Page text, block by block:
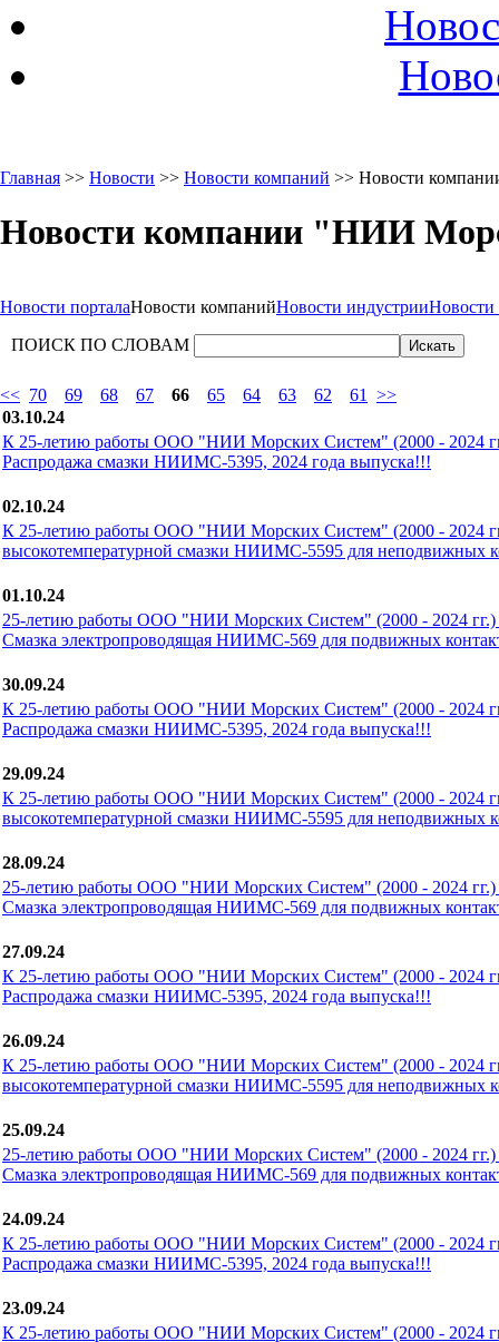
Главная >> Новости >> Новости компаний >> Новости
Новости компании "НИИ
Новости порталаНовости компанийНовости индустрииНовости
ПОИСК ПО СЛОВАМ
<< 70 69 68 67 66 65 64 63 62 61
>>
03.10.24
К 25-летию работы ООО "НИИ Морских Систем" (2000 - 2024
Распродажа смазки НИИМС-5395, 2024 года выпуска!!!
02.10.24
К 25-летию работы ООО "НИИ Морских Систем" (2000 - 2024
высокотемпературной смазки НИИМС-5595 для неподвижных
01.10.24
25-летию работы ООО "НИИ Морских Систем" (2000 - 2024 гг.)
Смазка электропроводящая НИИМС-569 для подвижных
30.09.24
К 25-летию работы ООО "НИИ Морских Систем" (2000 - 2024
Распродажа смазки НИИМС-5395, 2024 года выпуска!!!
29.09.24
К 25-летию работы ООО "НИИ Морских Систем" (2000 - 2024
высокотемпературной смазки НИИМС-5595 для неподвижных
28.09.24
25-летию работы ООО "НИИ Морских Систем" (2000 - 2024 гг.)
Смазка электропроводящая НИИМС-569 для подвижных
27.09.24
К 25-летию работы ООО "НИИ Морских Систем" (2000 - 2024
Распродажа смазки НИИМС-5395, 2024 года выпуска!!!
26.09.24
К 25-летию работы ООО "НИИ Морских Систем" (2000 - 2024
высокотемпературной смазки НИИМС-5595 для неподвижных
25.09.24
25-летию работы ООО "НИИ Морских Систем" (2000 - 2024 гг.)
Смазка электропроводящая НИИМС-569 для подвижных
24.09.24
К 25-летию работы ООО "НИИ Морских Систем" (2000 - 2024
Распродажа смазки НИИМС-5395, 2024 года выпуска!!!
23.09.24
К 25-летию работы ООО "НИИ Морских Систем" (2000 - 2024